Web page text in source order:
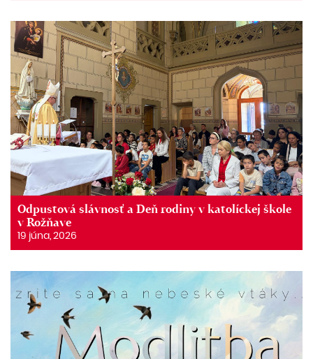
Odpustová slávnosť a Deň rodiny v katolíckej škole
v Rožňave
19 júna, 2026